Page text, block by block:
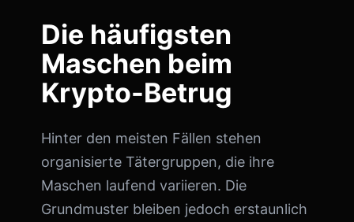
Die häufigsten
Maschen beim
Krypto-Betrug
Hinter den meisten Fällen stehen
organisierte Tätergruppen, die ihre
Maschen laufend variieren. Die
Grundmuster bleiben jedoch erstaunlich